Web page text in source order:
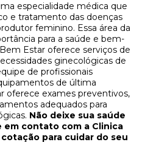
especialidade médica que
e tratamento das doenças
feminino. Essa área da
para a saúde e bem-
Estar oferece serviços de
ginecológicas de
de profissionais
de última
oferece exames preventivos,
adequados para
Não deixe sua saúde
contato com a Clinica
para cuidar do seu